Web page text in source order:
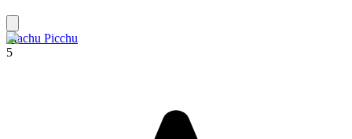
Machu Picchu
5